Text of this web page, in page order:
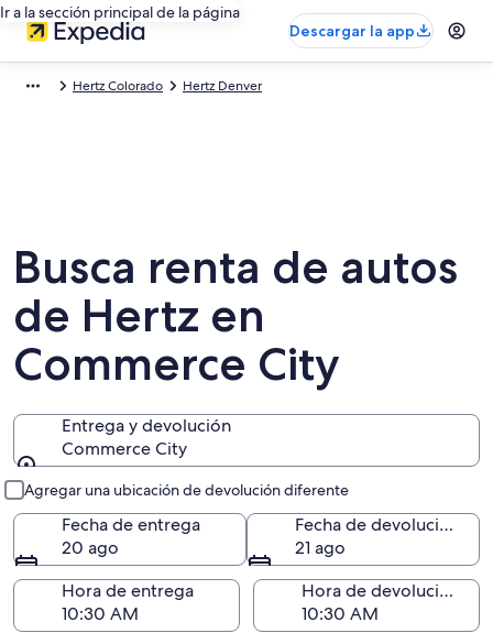
Ir a la sección principal de la página
Descargar la app
Hertz Colorado Hertz Denver
Busca renta de autos
de Hertz en
Commerce City
Entrega y devolución
Commerce City
Agregar una ubicación de devolución diferente
Fecha de entrega
20 ago
Fecha de devolución
21 ago
Hora de entrega
Hora de devolución